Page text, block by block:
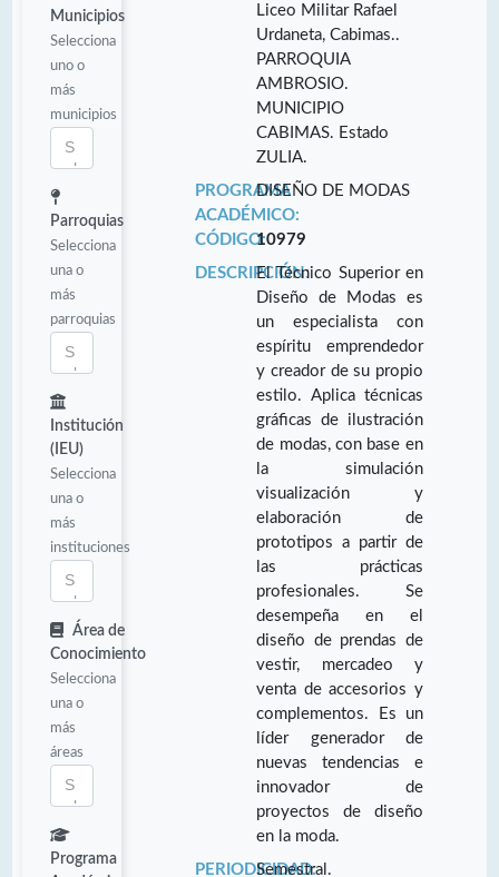
Municipios
Selecciona
uno o
más
municipios
Parroquias
Selecciona
una o
más
parroquias
Institución
(IEU)
Selecciona
una o
más
instituciones
Área de
Conocimiento
Selecciona
una o
más
áreas
Programa
Liceo Militar Rafael
Urdaneta, Cabimas..
PARROQUIA
AMBROSIO.
MUNICIPIO
CABIMAS. Estado
ZULIA.
PROGRAMA
ACADÉMICO:
DISEÑO DE MODAS
CÓDIGO:10979
DESCRIPCIÓN:El Técnico Superior en
Diseño de Modas es
un especialista con
espíritu emprendedor
y creador de su propio
estilo. Aplica técnicas
gráficas de ilustración
de modas, con base en
la simulación
visualización y
elaboración de
prototipos a partir de
las prácticas
profesionales. Se
desempeña en el
diseño de prendas de
vestir, mercadeo y
venta de accesorios y
complementos. Es un
líder generador de
nuevas tendencias e
innovador de
proyectos de diseño
en la moda.
PERIODICIDAD:
Semestral.